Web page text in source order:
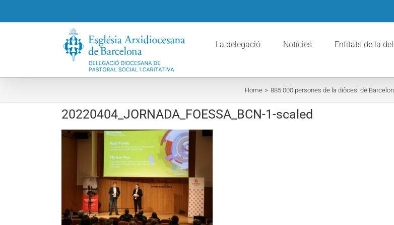
La delegació Notícies Entitats de la
Home 885.000 persones de la diòcesi de
20220404_JORNADA_FOESSA_BCN-1-scaled